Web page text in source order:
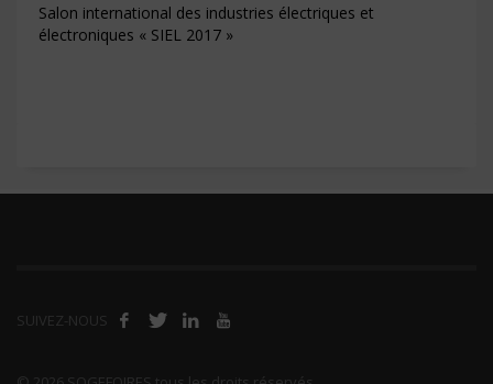
Salon international des industries électriques et
électroniques « SIEL 2017 »
SUIVEZ-NOUS